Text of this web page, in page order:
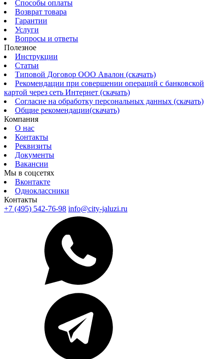
Способы оплаты
Возврат товара
Гарантии
Услуги
Вопросы и ответы
Полезное
Инструкции
Статьи
Типовой Договор ООО Авалон (скачать)
Рекомендации при совершении операций с банковской
картой через сеть Интернет (скачать)
Согласие на обработку персональных данных (скачать)
Общие рекомендации(скачать)
Компания
О нас
Контакты
Реквизиты
Документы
Вакансии
Мы в соцсетях
Вконтакте
Одноклассники
Контакты
+7 (495) 542-76-98 info@city-jaluzi.ru